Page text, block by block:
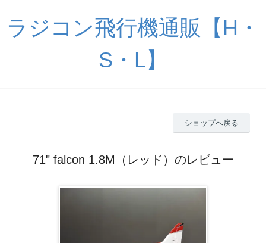
ラジコン飛行機通販【H・
S・L】
ショップへ戻る
71" falcon 1.8M（レッド）のレビュー